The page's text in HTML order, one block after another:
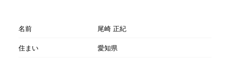
名前
尾崎 正紀
住まい
愛知県